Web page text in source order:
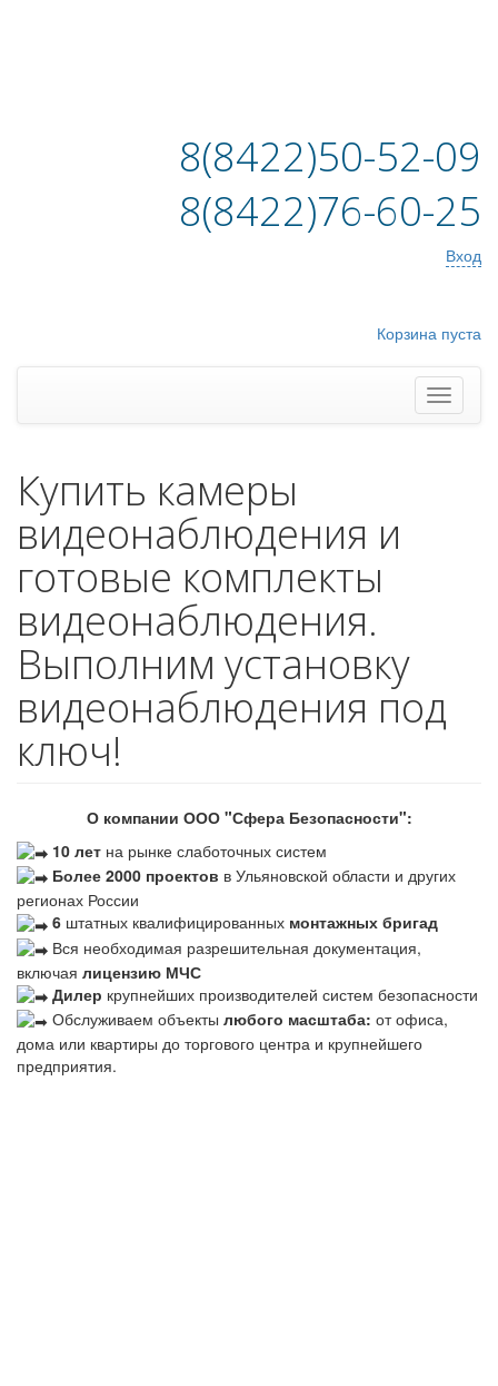
8(8422)50-52-09
8(8422)76-60-25
Вход
Корзина пуста
Купить камеры
видеонаблюдения и
готовые комплекты
видеонаблюдения.
Выполним установку
видеонаблюдения под
ключ!
О компании ООО "Сфера Безопасности":
10 лет на рынке слаботочных систем
Более 2000 проектов в Ульяновской области и других
регионах России
6 штатных квалифицированных монтажных бригад
Вся необходимая разрешительная документация,
включая лицензию МЧС
Дилер крупнейших производителей систем безопасности
Обслуживаем объекты любого масштаба: от офиса,
дома или квартиры до торгового центра и крупнейшего
предприятия.